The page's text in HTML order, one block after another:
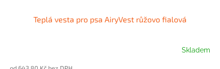
Teplá vesta pro psa AiryVest růžovo fialová
Skladem